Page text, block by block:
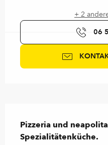
+ 2
06
Pizzeria und
Spezialitätenküche.